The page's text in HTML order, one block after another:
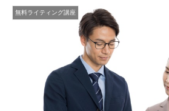
無料ライティング講座